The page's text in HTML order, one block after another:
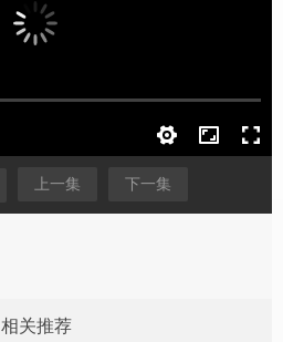
上一集 下一集
相关推荐